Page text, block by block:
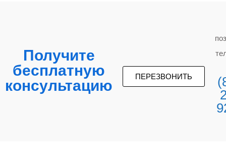
Получите
бесплатную
консультацию
ПЕРЕЗВОНИТЬ